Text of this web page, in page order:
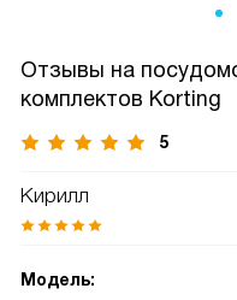
Отзывы на
комплектов Korting
5
Кирилл
Модель: